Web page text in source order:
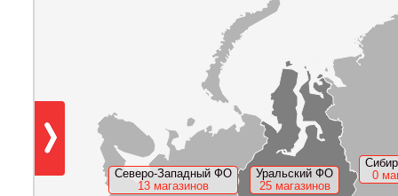
Северо-Западный ФО
13 магазинов
Уральский ФО
25 магазинов
0